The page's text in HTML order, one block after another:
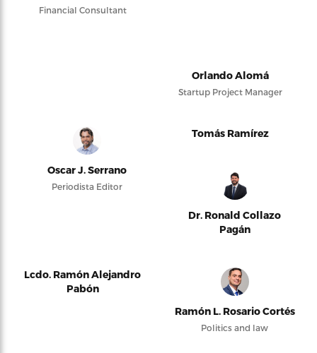
Financial Consultant
Orlando Alomá
Startup Project Manager
Oscar J. Serrano
Periodista Editor
Tomás Ramírez
Dr. Ronald Collazo
Pagán
Lcdo. Ramón Alejandro
Pabón
Ramón L. Rosario Cortés
Politics and law